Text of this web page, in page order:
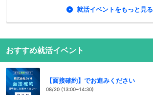
就活イベントをもっと見る
おすすめ就活イベント
【面接確約】でお進みください
08/20 (13:00~14:30)